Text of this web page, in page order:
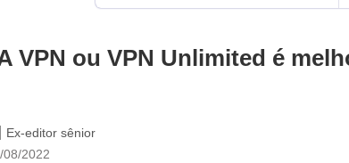
VPN ou VPN Unlimited é
Ex-editor sênior
08/2022